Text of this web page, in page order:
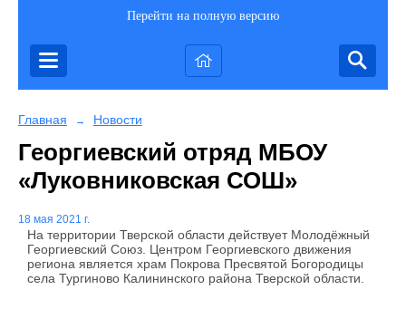
Перейти на полную версию
Главная → Новости
Георгиевский отряд МБОУ
«Луковниковская СОШ»
18 мая 2021 г.
На территории Тверской области действует Молодёжный
Георгиевский Союз. Центром Георгиевского движения
региона является храм Покрова Пресвятой Богородицы
села Тургиново Калининского района Тверской области.